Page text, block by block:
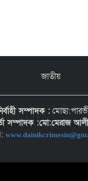
জাতীয়
সম্পাদক :
সম্পাদক :মো:মেরাজ আলী